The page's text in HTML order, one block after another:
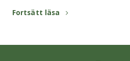
Fortsätt läsa